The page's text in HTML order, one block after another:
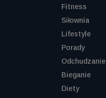
Fitness
Siłownia
Lifestyle
Porady
Odchudzanie
Bieganie
Diety